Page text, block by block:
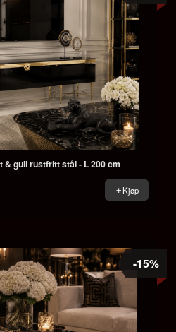
& gull rustfritt stål - L 200 cm
Kjøp
-15%